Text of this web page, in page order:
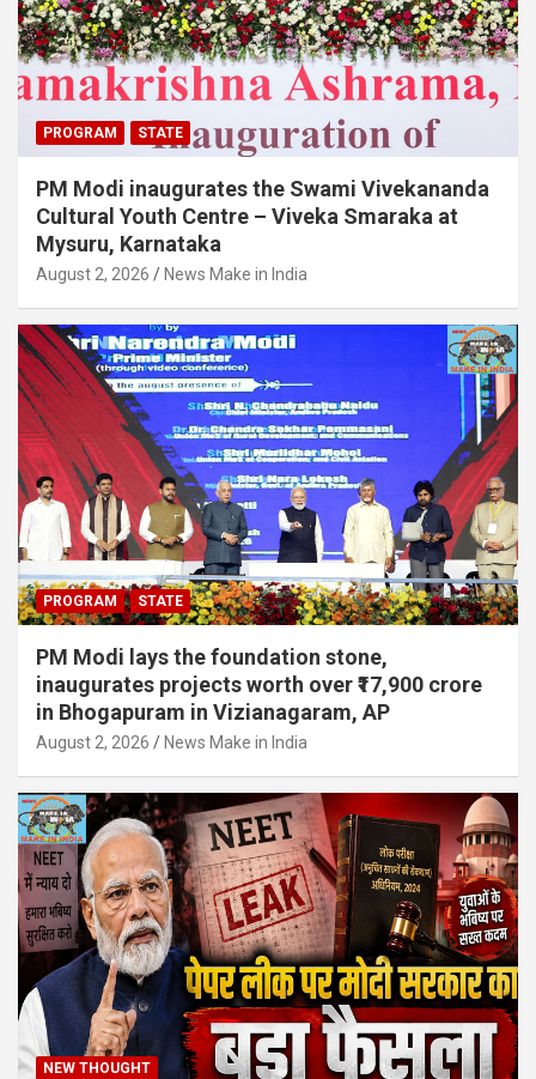
PROGRAM STATE
PM Modi inaugurates the Swami Vivekananda
Cultural Youth Centre – Viveka Smaraka at
Mysuru, Karnataka
August 2, 2026 News Make in India
PROGRAM STATE
PM Modi lays the foundation stone,
inaugurates projects worth over ₹17,900 crore
in Bhogapuram in Vizianagaram, AP
August 2, 2026 News Make in India
NEW THOUGHT